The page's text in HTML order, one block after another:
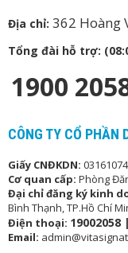
Địa chỉ: 362 Hoàng
Tổng đài hỗ trợ:
1900
CÔNG TY CỔ PHẦN
Giấy CNĐKDN:
Cơ quan cấp: Phòng
Đại chỉ đăng ký kinh
Bình Thạnh, TP.Hồ Chí
Điện thoại: 19002058 |
Email: